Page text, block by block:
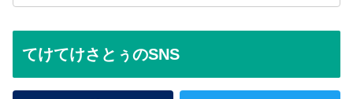
てけてけさとぅのSNS